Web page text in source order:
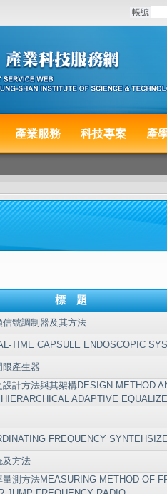
帳號
產業服務 科技專案 產
標 題
號調制器及其方法
TIME CAPSULE ENDOSCOPIC
產生器
計方法與其架構DESIGN METHOD
ADAPTIVE
FREQUENCY
及方法
測方法MEASURING METHOD OF